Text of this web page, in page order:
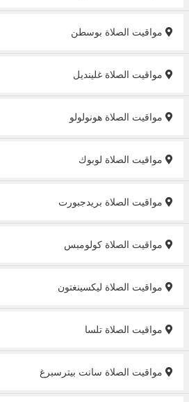
مواقيت الصلاة بوسطن
مواقيت الصلاة غلينديل
مواقيت الصلاة هونولولو
مواقيت الصلاة لوبوك
مواقيت الصلاة بريدجبورت
مواقيت الصلاة كولومبس
مواقيت الصلاة ليكسينغتون
مواقيت الصلاة تلسا
مواقيت الصلاة سانت بيترسبرغ